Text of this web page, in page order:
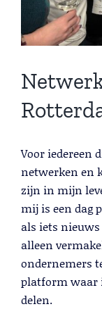
Voor iedereen
netwerken en
zijn in mijn
mij is een dag
als iets
alleen
ondernemers
platform waar
delen.